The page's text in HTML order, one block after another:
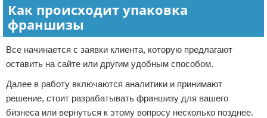
Как происходит упаковка
франшизы
Все начинается с заявки клиента, которую предлагают
оставить на сайте или другим удобным способом.
Далее в работу включаются аналитики и принимают
решение, стоит разрабатывать франшизу для вашего
бизнеса или вернуться к этому вопросу несколько позднее.